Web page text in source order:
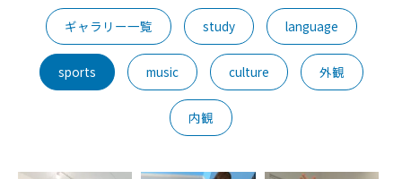
ギャラリー一覧 study language
sports music culture 外観
内観